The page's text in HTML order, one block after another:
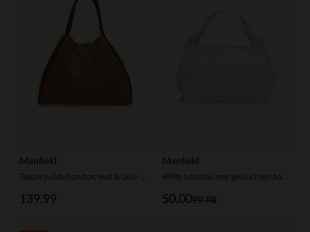
Manfield
139.99
Manfield
99.98
50.00